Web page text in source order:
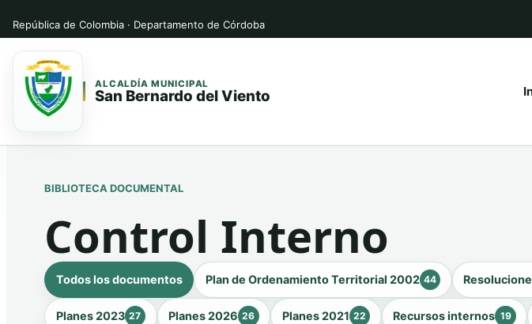
Saltar
Saltar
República de Colombia · Departamento de Córdoba
ALCALDÍA MUNICIPAL
San Bernardo del Viento
BIBLIOTECA DOCUMENTAL
Control Interno
Todos los documentos Plan de Ordenamiento Territorial 2002 44
Planes 2023 27 Planes 2026 26 Planes 2021 22 Recursos internos 19